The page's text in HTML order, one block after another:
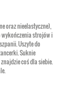
oraz nieelastyczne),
wykończenia strojów i
Uszyte do
Suknie
coś dla siebie.